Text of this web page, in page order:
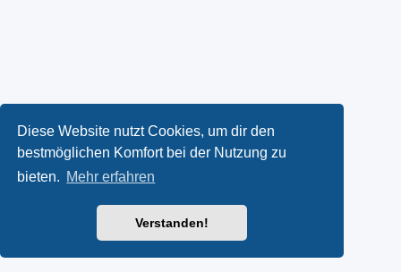
Diese Website nutzt Cookies, um dir den
bestmöglichen Komfort bei der Nutzung zu
bieten. Mehr erfahren
Verstanden!